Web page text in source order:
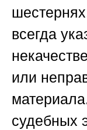
всегда
или
судебных